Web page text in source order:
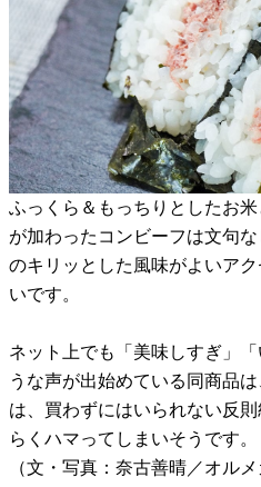
ふっくら＆もっちりとしたお
が加わったコンビーフは文句
のキリッとした風味がよいア
いです。
ネット上でも「美味しすぎ」
うな声が出始めている同商品
は、買わずにはいられない反
らくハマってしまいそうです。
（文・写真：奈古善晴／オルメ